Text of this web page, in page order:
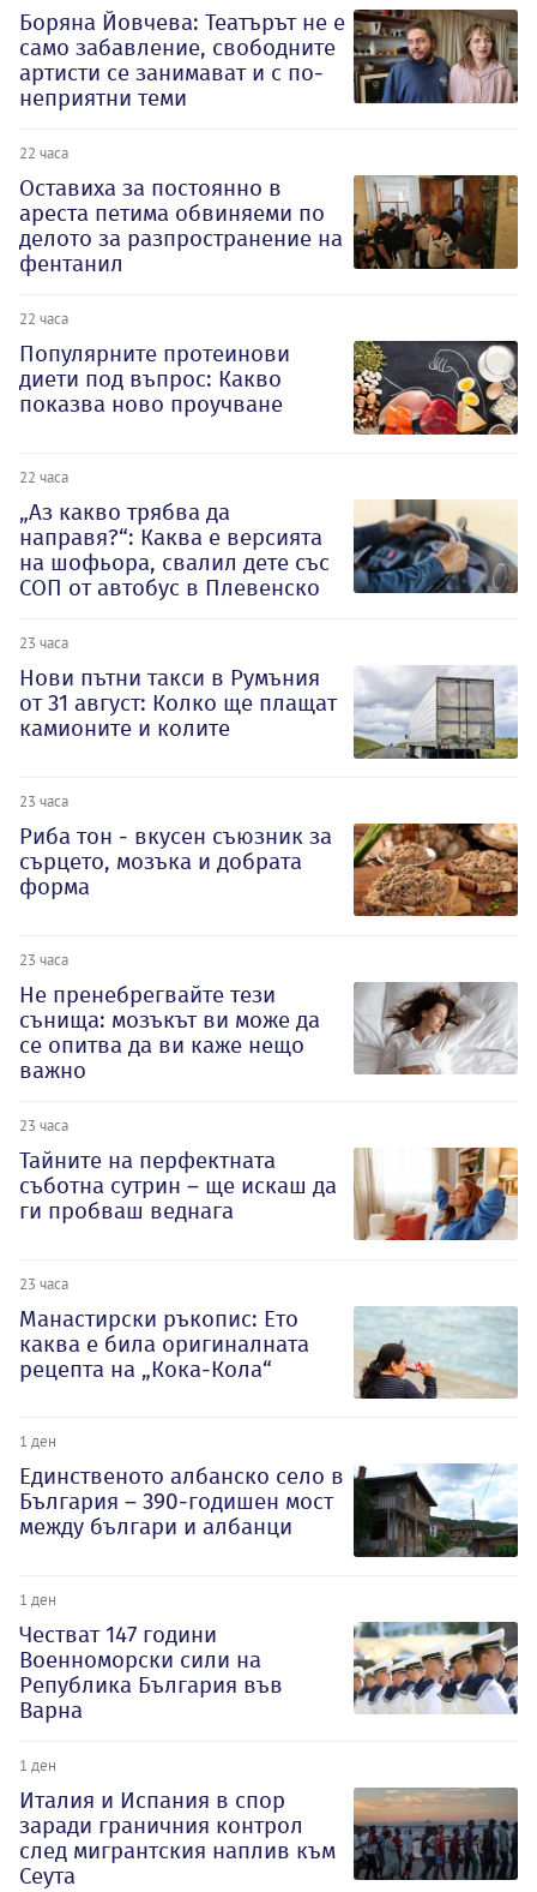
Боряна Йовчева: Театърът не е
само забавление, свободните
артисти се занимават и с по-
неприятни теми
22 часа
Оставиха за постоянно в
ареста петима обвиняеми по
делото за разпространение на
фентанил
22 часа
Популярните протеинови
диети под въпрос: Какво
показва ново проучване
22 часа
„Аз какво трябва да
направя?“: Каква е версията
на шофьора, свалил дете със
СОП от автобус в Плевенско
23 часа
Нови пътни такси в Румъния
от 31 август: Колко ще плащат
камионите и колите
23 часа
Риба тон - вкусен съюзник за
сърцето, мозъка и добрата
форма
23 часа
Не пренебрегвайте тези
сънища: мозъкът ви може да
се опитва да ви каже нещо
важно
23 часа
Тайните на перфектната
съботна сутрин – ще искаш да
ги пробваш веднага
23 часа
Манастирски ръкопис: Ето
каква е била оригиналната
рецепта на „Кока-Кола“
1 ден
Единственото албанско село в
България – 390-годишен мост
между българи и албанци
1 ден
Честват 147 години
Военноморски сили на
Република България във
Варна
1 ден
Италия и Испания в спор
заради граничния контрол
след мигрантския наплив към
Сеута